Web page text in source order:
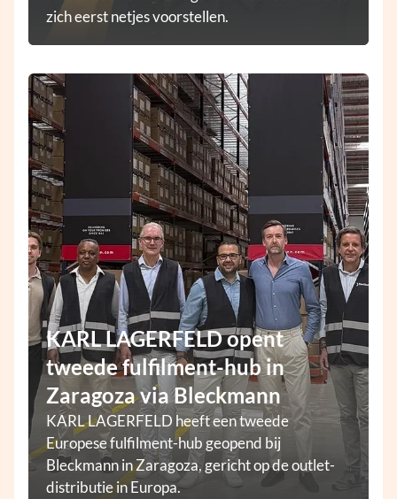
zich eerst netjes voorstellen.
KARL LAGERFELD opent
tweede fulfilment-hub in
Zaragoza via Bleckmann
KARL LAGERFELD heeft een tweede
Europese fulfilment-hub geopend bij
Bleckmann in Zaragoza, gericht op de outlet-
distributie in Europa.